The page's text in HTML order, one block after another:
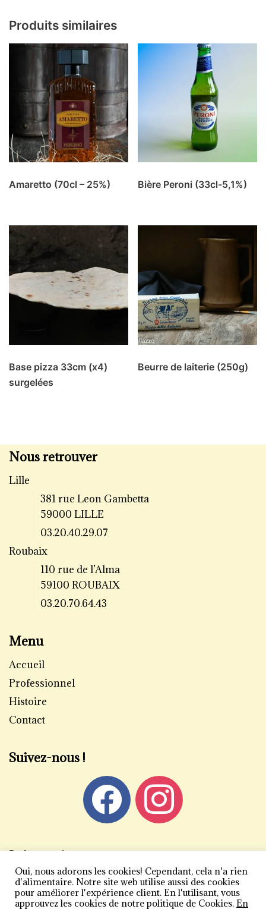
Produits similaires
Amaretto (70cl – 25%) Bière Peroni (33cl-5,1%)
Base pizza 33cm (x4)
surgelées
Beurre de laiterie (250g)
Nous retrouver
Lille
381 rue Leon Gambetta
59000 LILLE
03.20.40.29.07
Roubaix
110 rue de l’Alma
59100 ROUBAIX
03.20.70.64.43
Menu
Accueil
Professionnel
Histoire
Contact
Suivez-nous !
Informations
Mentions légales
Politique de confidentialité
Oui, nous adorons les cookies! Cependant, cela n'a rien
d'alimentaire. Notre site web utilise aussi des cookies
pour améliorer l'expérience client. En l'utilisant, vous
approuvez les cookies de notre politique de Cookies. En